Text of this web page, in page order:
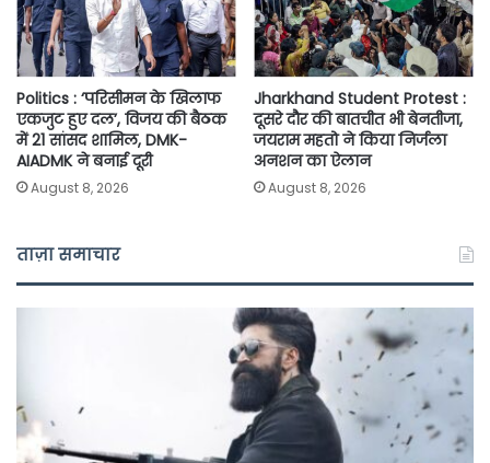
Politics : ‘परिसीमन के खिलाफ
एकजुट हुए दल’, विजय की बैठक
में 21 सांसद शामिल, DMK-
AIADMK ने बनाई दूरी
August 8, 2026
Jharkhand Student Protest :
दूसरे दौर की बातचीत भी बेनतीजा,
जयराम महतो ने किया निर्जला
अनशन का ऐलान
August 8, 2026
ताज़ा समाचार